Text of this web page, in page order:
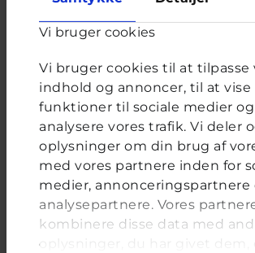
Vi bruger cookies
Vi bruger cookies til at tilpasse
indhold og annoncer, til at vise
funktioner til sociale medier
analysere vores trafik. Vi deler
oplysninger om din brug af
med vores partnere inden for
medier, annonceringspartnere
analysepartnere. Vores
kombinere disse data med
oplysninger, du har givet dem,
Afstemning
Har du nogensinde oprettet en falsk
Valgmuligheder
Ja, mange gange
Ja, men kun én gang
Ja, for at lave sjov
Nej